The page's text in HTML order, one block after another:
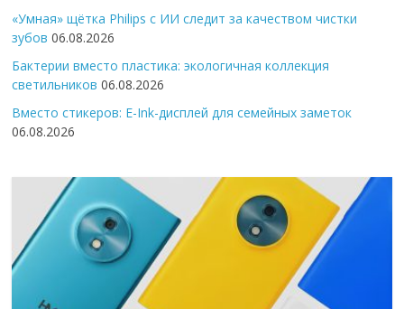
«Умная» щётка Philips с ИИ следит за качеством чистки
зубов 06.08.2026
Бактерии вместо пластика: экологичная коллекция
светильников 06.08.2026
Вместо стикеров: E-Ink-дисплей для семейных заметок
06.08.2026